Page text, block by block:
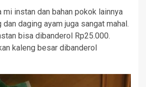
mi instan dan bahan pokok lainnya
daging ayam juga sangat mahal.
bisa dibanderol Rp25.000.
kaleng besar dibanderol